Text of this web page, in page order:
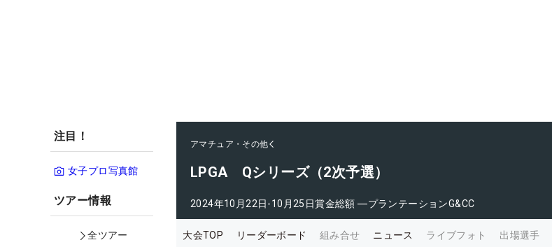
注目！
女子プロ写真館
ツアー情報
全ツアー
アマチュア・その他
LPGA Qシリーズ（2次予選）
2024年10月22日-10月25日賞金総額 ―プランテーションG&CC
大会TOP リーダーボード 組み合せ ニュース ライブフォト 出場選手